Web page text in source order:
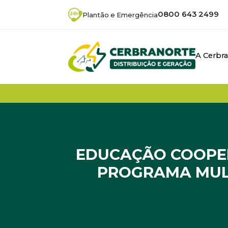
Plantão e Emergência0800 643 2499
A
EDUCAÇÃO
PROGRAMA